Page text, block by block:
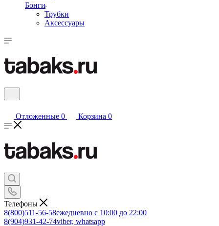
Бонги
Трубки
Аксессуары
Отложенные 0 Корзина 0
Телефоны
8(800)511-56-58ежедневно с 10:00 до 22:00
8(904)931-42-74viber, whatsapp